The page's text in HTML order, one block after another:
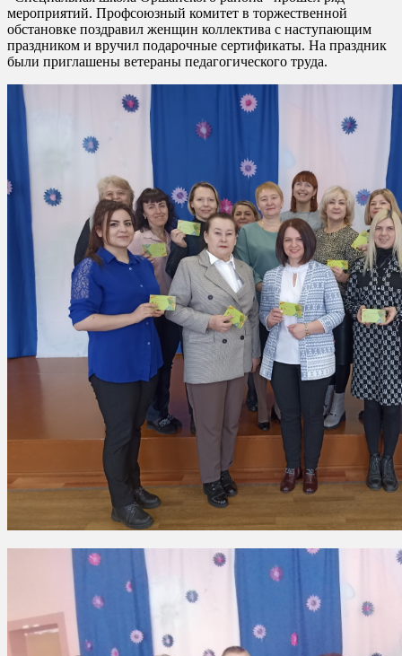
мероприятий. Профсоюзный комитет в торжественной
обстановке поздравил женщин коллектива с наступающим
праздником и вручил подарочные сертификаты. На праздник
были приглашены ветераны педагогического труда.